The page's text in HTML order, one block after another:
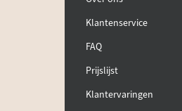
Klantenservice
FAQ
Prijslijst
Klantervaringen